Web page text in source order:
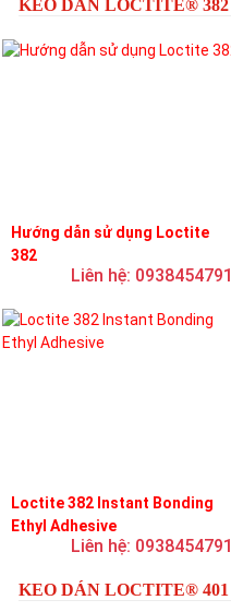
KEO DÁN LOCTITE® 382
Hướng dẫn sử dụng Loctite
382
Liên hệ: 0938454791
Loctite 382 Instant Bonding
Ethyl Adhesive
Liên hệ: 0938454791
KEO DÁN LOCTITE® 401